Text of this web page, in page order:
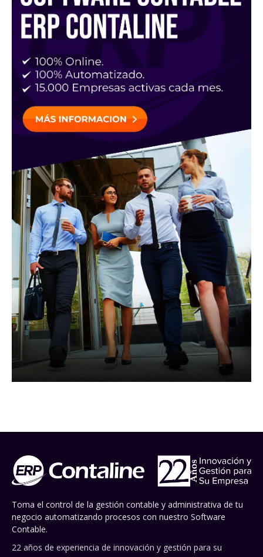
Toma el control de la gestión contable y administrativa de tu
negocio automatizando procesos con nuestro Software
Contable.
22 años de experiencia de innovación y gestión para su